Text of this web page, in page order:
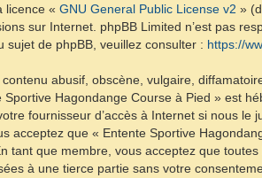
licence « GNU General Public License v2 »
sur Internet. phpBB Limited n’est pas
sujet de phpBB, veuillez consulter : https://
abusif, obscène, vulgaire,
Hagondange Course à Pied » est
fournisseur d’accès à Internet si nous
acceptez que « Entente Sportive
tant que membre, vous acceptez que
à une tierce partie sans votre